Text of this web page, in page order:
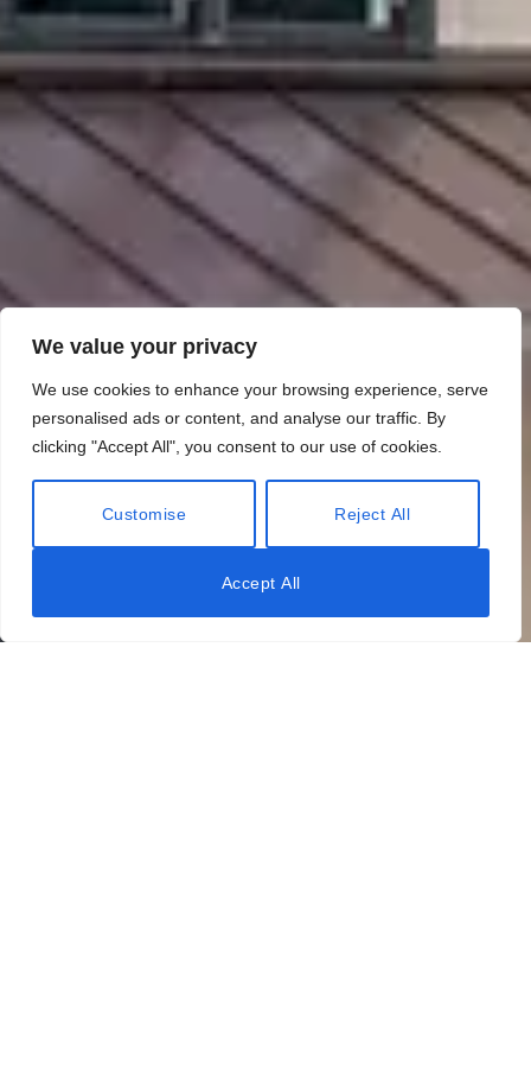
We value your privacy
We use cookies to enhance your browsing experience, serve
personalised ads or content, and analyse our traffic. By
clicking "Accept All", you consent to our use of cookies.
Customise Reject All
Accept All